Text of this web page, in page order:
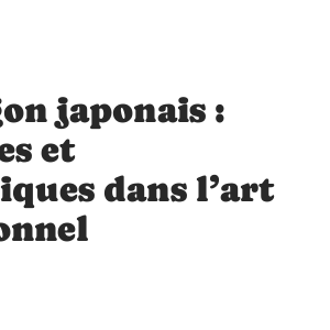
japonais :
et
dans l’art